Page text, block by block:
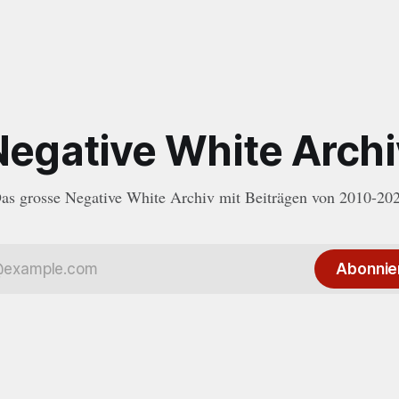
White
grosse Negative White Archiv mit Beiträgen von 2010-